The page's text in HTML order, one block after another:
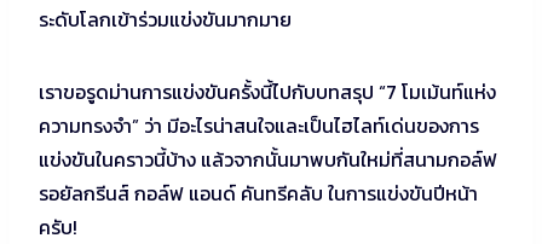
ระดับโลกเข้าร่วมแข่งขันมากมาย
เราขอรูดม่านการแข่งขันครั้งนี้ไปกับบทสรุป “7 โมเม้นท์แห่ง
ความทรงจำ” ว่า มีอะไรน่าสนใจและเป็นไฮไลท์เด่นของการ
แข่งขันในคราวนี้บ้าง แล้วจากนั้นมาพบกันใหม่ที่สนามกอล์ฟ
รอยัลกรีนส์ กอล์ฟ แอนด์ คันทรีคลับ ในการแข่งขันปีหน้า
ครับ!